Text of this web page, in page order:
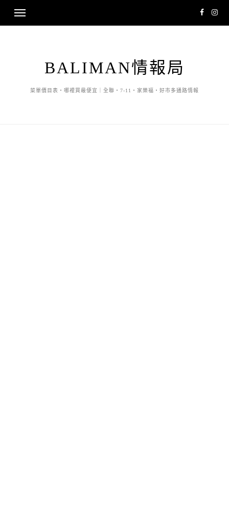
BALIMAN情報局
菜單價目表・哪裡買最便宜｜全聯・7-11・家樂福・好市多通路情報